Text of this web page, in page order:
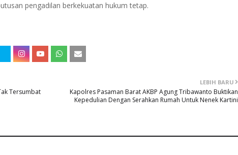
pengadilan berkekuatan hukum tetap.
LEBIH BARU
Kapolres Pasaman Barat AKBP Agung Tribawanto Buktikan
Kepedulian Dengan Serahkan Rumah Untuk Nenek Kartini
Tersumbat